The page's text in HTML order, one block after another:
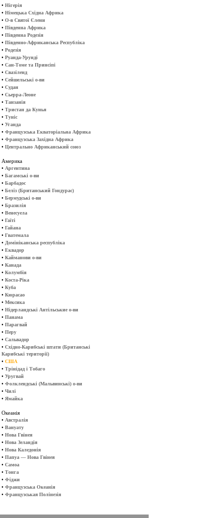
• Нігерія
• Німецька Східна Африка
• О-в Святої Єлени
• Південна Африка
• Південна Родезія
• Південно-Африканська Республіка
• Родезія
• Руанда-Урунді
• Сан-Томе та Принсіпі
• Свазіленд
• Сейшельські о-ви
• Судан
• Сьерра-Леоне
• Танзанія
• Тристан да Кунья
• Туніс
• Уганда
• Французська Екваторіальна Африка
• Французська Західна Африка
• Центрально Африканський союз
Америка
• Аргентина
• Багамські о-ви
• Барбадос
• Беліз (Британський Гондурас)
• Бермудські о-ви
• Бразилія
• Венесуела
• Гаїті
• Гайана
• Гватемала
• Домініканська республіка
• Еквадор
• Кайманови о-ви
• Канада
• Колумбія
• Коста-Ріка
• Куба
• Кюрасао
• Мексика
• Нідерландські Антільськие о-ви
• Панама
• Парагвай
• Перу
• Сальвадор
• Східно-Карибські штати (Британські
Карибські території)
• США
• Трінідад і Тобаго
• Уругвай
• Фолклендські (Мальвинські) о-ви
• Чилі
• Ямайка
Океанія
• Австралія
• Вануату
• Нова Гвінея
• Нова Зеландія
• Нова Каледонія
• Папуа — Нова Гвінея
• Самоа
• Тонга
• Фіджи
• Французська Океанія
• Французськая Полінезія